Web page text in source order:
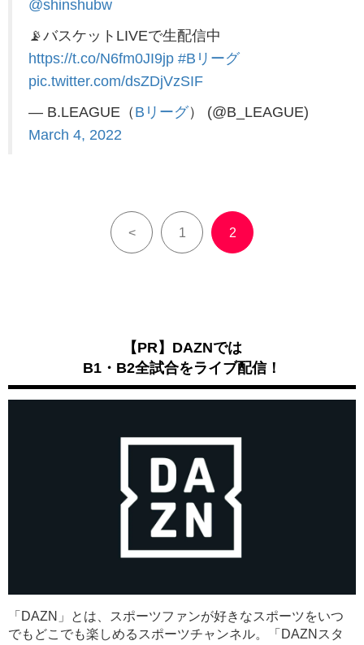
@shinshubw
📡バスケットLIVEで生配信中
https://t.co/N6fm0JI9jp #Bリーグ
pic.twitter.com/dsZDjVzSIF
— B.LEAGUE（ Bリーグ） (@B_LEAGUE)
March 4, 2022
< 1 2
【PR】DAZNでは
B1・B2全試合をライブ配信！
「DAZN」とは、スポーツファンが好きなスポーツをいつ
でもどこでも楽しめるスポーツチャンネル。「DAZNスタ